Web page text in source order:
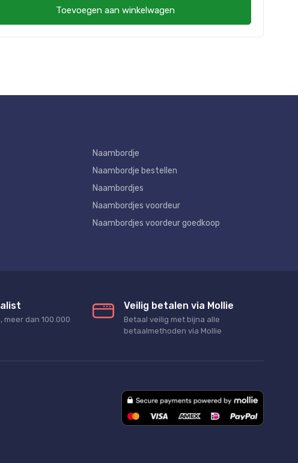
Toevoegen aan winkelwagen
Naambordje
Naambordje bestellen
Naambordjes
Naambordjes voordeur
Naambordjes voordeur goedkoop
meer dan 100.000
Veilig betalen via Mollie
Betaal veilig met bijna alle
betaalmethoden via Mollie